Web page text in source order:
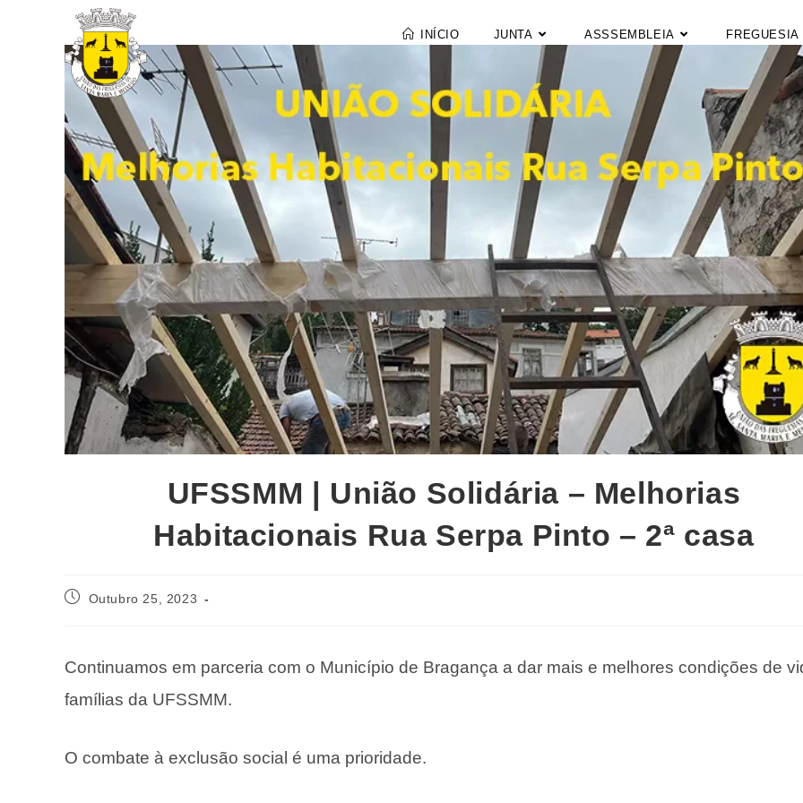
INÍCIO JUNTA ASSSEMBLEIA FREGUESIA
UFSSMM | União Solidária – Melhorias
Habitacionais Rua Serpa Pinto – 2ª casa
Outubro 25, 2023
Continuamos em parceria com o Município de Bragança a dar mais e melhores condições de
famílias da UFSSMM.
O combate à exclusão social é uma prioridade.